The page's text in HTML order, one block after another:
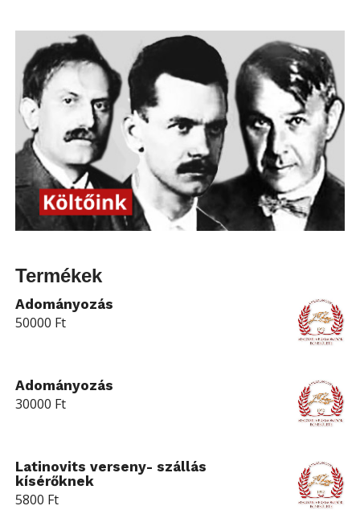
Termékek
Adományozás
50000 Ft
Adományozás
30000 Ft
Latinovits verseny- szállás
kísérőknek
5800 Ft